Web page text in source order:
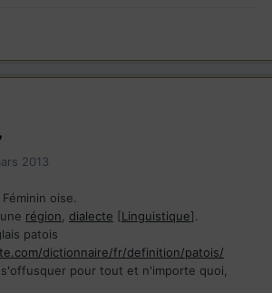
2013
oise.
une région dialecte [Linguistique].
patois
dictionnaire/fr/definition/patois/
pour tout et n'importe quoi,